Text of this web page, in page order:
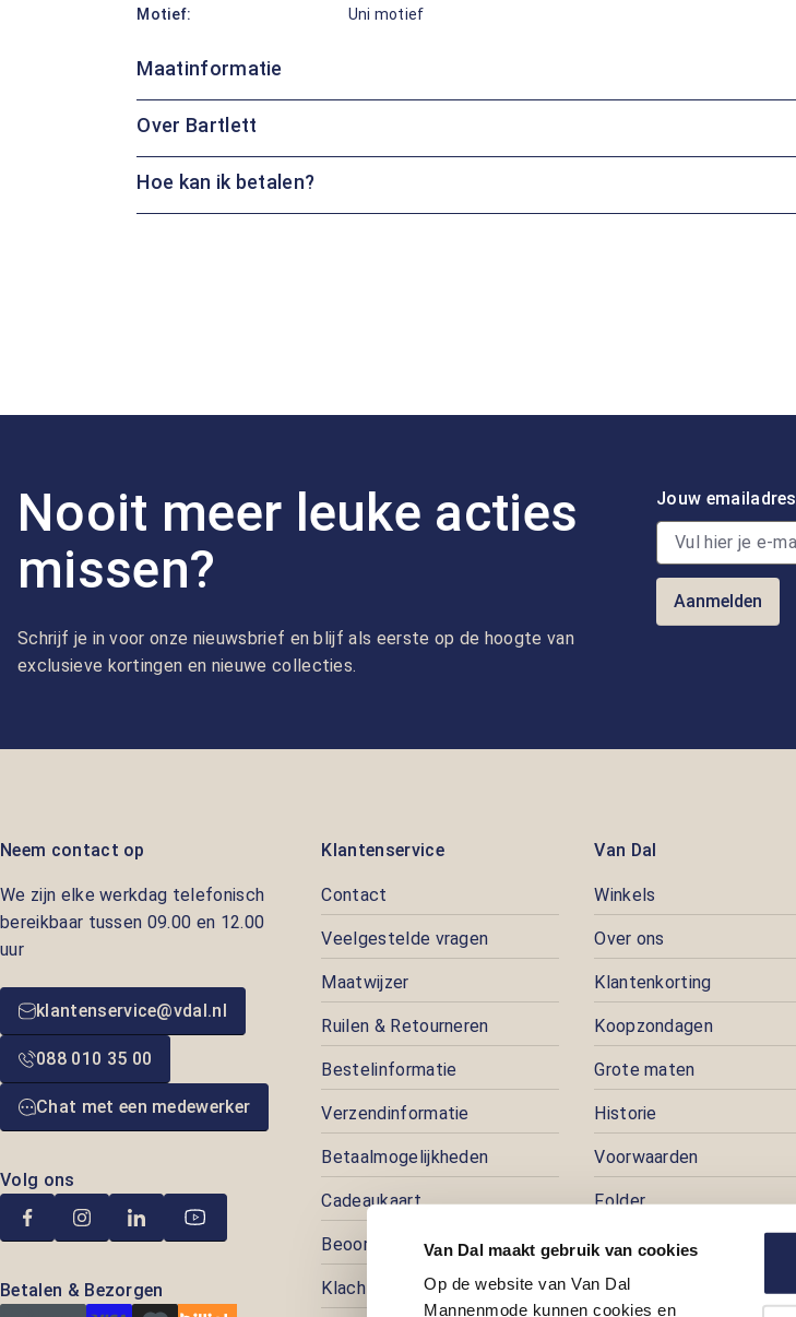
Van Dal maakt gebruik van cookies
Op de website van Van Dal
Mannenmode kunnen cookies en
Motief:
Uni motief
Maatinformatie
Over Bartlett
Hoe kan ik betalen?
Nooit meer leuke acties
missen?
Schrijf je in voor onze nieuwsbrief en blijf als eerste op de hoogte van
exclusieve kortingen en nieuwe collecties.
Jouw emailadres
Aanmelden
Neem contact op
We zijn elke werkdag telefonisch
bereikbaar tussen 09.00 en 12.00
uur
klantenservice@vdal.nl
088 010 35 00
Chat met een medewerker
Volg ons
Betalen & Bezorgen
Klantenservice
Contact
Veelgestelde vragen
Maatwijzer
Ruilen & Retourneren
Bestelinformatie
Verzendinformatie
Betaalmogelijkheden
Cadeaukaart
Beoordelingen
Klachtenafhandeling
Van Dal
Winkels
Over ons
Klantenkorting
Koopzondagen
Grote maten
Historie
Voorwaarden
Folder
Pers
Prijspuzzel